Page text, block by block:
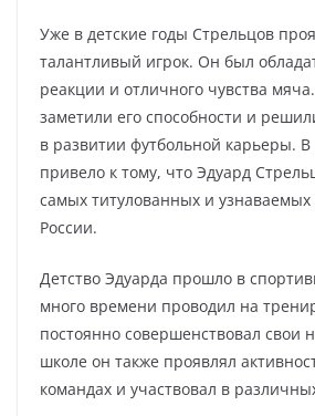
Уже в детские годы Стрельцов
талантливый игрок. Он был
реакции и отличного чувства
заметили его способности и
в развитии футбольной карьеры.
привело к тому, что Эдуард
самых титулованных и узнаваемых
России.
Детство Эдуарда прошло в
много времени проводил на
постоянно совершенствовал свои
школе он также проявлял
командах и участвовал в